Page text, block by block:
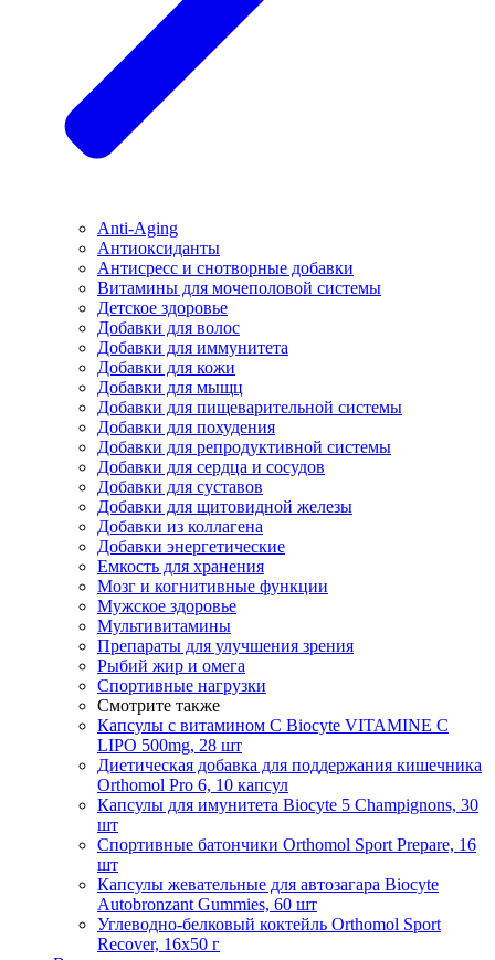
Anti-Aging
Антиоксиданты
Антисресс и снотворные добавки
Витамины для мочеполовой системы
Детское здоровье
Добавки для волос
Добавки для иммунитета
Добавки для кожи
Добавки для мыщц
Добавки для пищеварительной системы
Добавки для похудения
Добавки для репродуктивной системы
Добавки для сердца и сосудов
Добавки для суставов
Добавки для щитовидной железы
Добавки из коллагена
Добавки энергетические
Емкость для хранения
Мозг и когнитивные функции
Мужское здоровье
Мультивитамины
Препараты для улучшения зрения
Рыбий жир и омега
Спортивные нагрузки
Смотрите также
Капсулы с витамином С Biocyte VITAMINE C
LIPO 500mg, 28 шт
Диетическая добавка для поддержания кишечника
Orthomol Pro 6, 10 капсул
Капсулы для имунитета Biocyte 5 Champignons, 30
шт
Спортивные батончики Orthomol Sport Prepare, 16
шт
Капсулы жевательные для автозагара Biocyte
Autobronzant Gummies, 60 шт
Углеводно-белковый коктейль Orthomol Sport
Recover, 16х50 г